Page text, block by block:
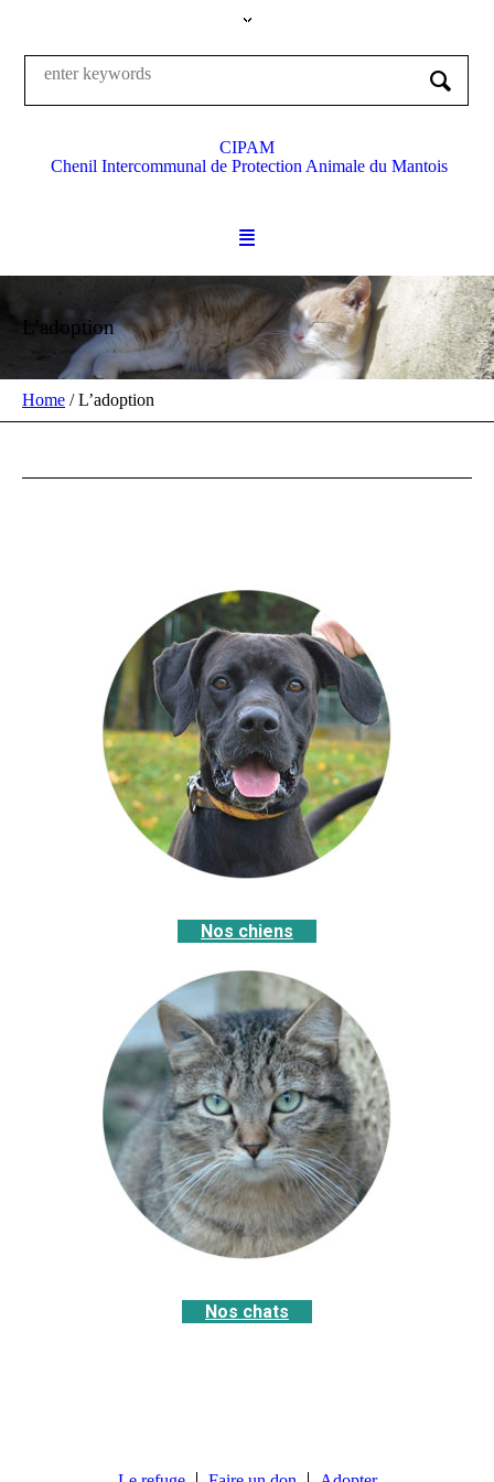
CIPAM
Chenil Intercommunal de Protection Animale du Mantois
L’adoption
Home /L’adoption
Nos chiens
Nos chats